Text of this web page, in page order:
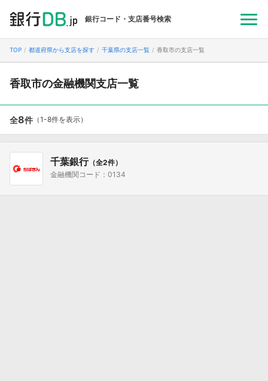
銀行コード・支店番号検索
TOP 都道府県から支店を探す 千葉県の支店一覧 香取市の支店一覧
香取市の金融機関支店一覧
全8件 （1-8件を表示）
千葉銀行（全2件）
金融機関コード：0134